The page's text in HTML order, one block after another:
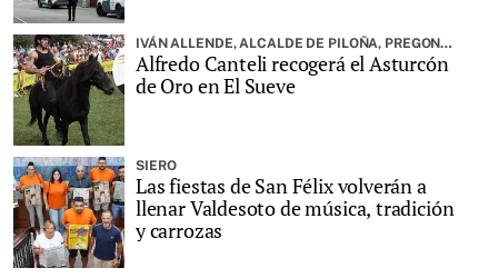
IVÁN ALLENDE, ALCALDE DE PILOÑA, PREGONARÁ LA FIESTA
Alfredo Canteli recogerá el Asturcón
de Oro en El Sueve
SIERO
Las fiestas de San Félix volverán a
llenar Valdesoto de música, tradición
y carrozas